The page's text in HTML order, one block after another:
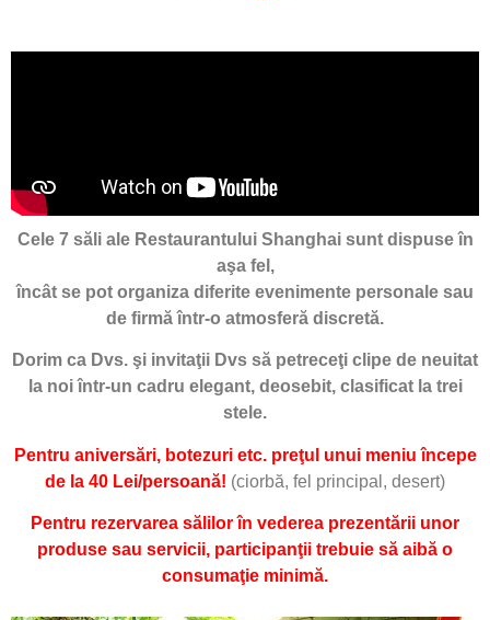
Cele 7 săli ale Restaurantului Shanghai sunt dispuse în
aşa fel,
încât se pot organiza diferite evenimente personale sau
de firmă într-o atmosferă discretă.
Dorim ca Dvs. şi invitaţii Dvs să petreceţi clipe de neuitat
la noi într-un cadru elegant, deosebit, clasificat la trei
stele.
Pentru aniversări, botezuri etc. preţul unui meniu începe
de la 40 Lei/persoană! (ciorbă, fel principal, desert)
Pentru rezervarea sălilor în vederea prezentării unor
produse sau servicii, participanţii trebuie să aibă o
consumaţie minimă.